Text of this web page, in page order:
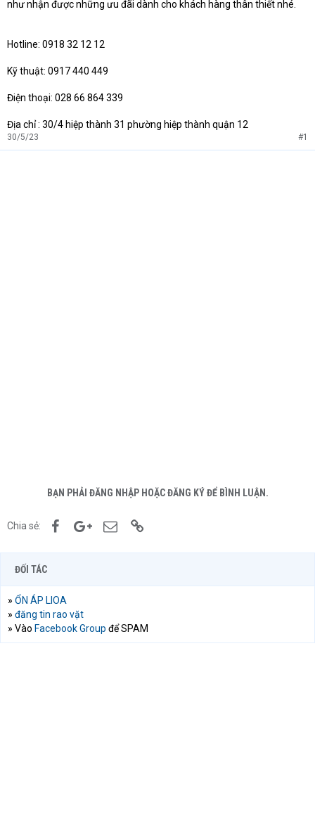
như nhận được những ưu đãi dành cho khách hàng thân thiết nhé.
Hotline: 0918 32 12 12
Kỹ thuật: 0917 440 449
Điện thoại: 028 66 864 339
Địa chỉ : 30/4 hiệp thành 31 phường hiệp thành quận 12
30/5/23 #1
BẠN PHẢI ĐĂNG NHẬP HOẶC ĐĂNG KÝ ĐỂ BÌNH LUẬN.
Chia sẻ: FacebookGoogle+Email
ĐỐI TÁC
» ỔN ÁP LIOA
» đăng tin rao vặt
» Vào Facebook Group để SPAM